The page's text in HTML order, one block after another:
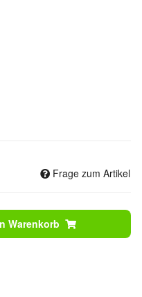
Frage zum Artikel
Warenkorb